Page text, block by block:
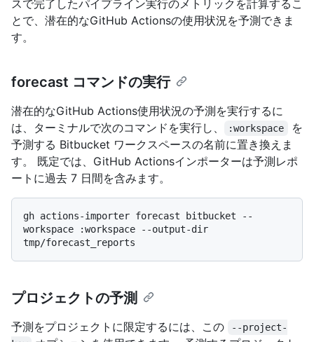
スで完了したパイプライン実行のメトリックを計算するこ
とで、潜在的なGitHub Actionsの使用状況を予測できま
す。
forecast コマンドの実行
潜在的なGitHub Actions使用状況の予測を実行するに
は、ターミナルで次のコマンドを実行し、
:workspace
を
予測する Bitbucket ワークスペースの名前に置き換えま
す。 既定では、GitHub Actionsインポーターは予測レポ
ートに過去 7 日間を含みます。
gh actions-importer forecast bitbucket --
workspace :workspace --output-dir
プロジェクトの予測
予測をプロジェクトに限定するには、この
--project-